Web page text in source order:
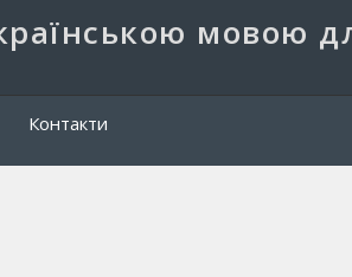
мовою
Контакти